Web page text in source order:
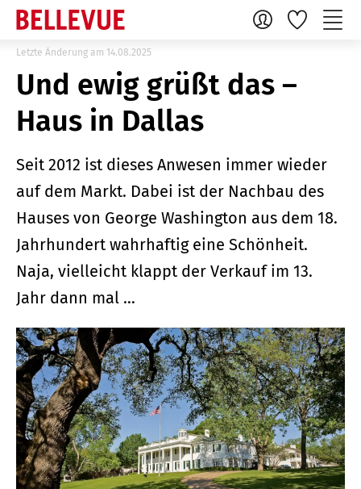
Letzte Änderung am 14.08.2025
Und ewig grüßt das –
Haus in Dallas
Seit 2012 ist dieses Anwesen immer wieder
auf dem Markt. Dabei ist der Nachbau des
Hauses von George Washington aus dem 18.
Jahrhundert wahrhaftig eine Schönheit.
Naja, vielleicht klappt der Verkauf im 13.
Jahr dann mal …